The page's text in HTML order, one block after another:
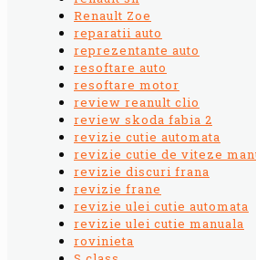
Renault Zoe
reparatii auto
reprezentante auto
resoftare auto
resoftare motor
review reanult clio
review skoda fabia 2
revizie cutie automata
revizie cutie de viteze
revizie discuri frana
revizie frane
revizie ulei cutie automata
revizie ulei cutie manuala
rovinieta